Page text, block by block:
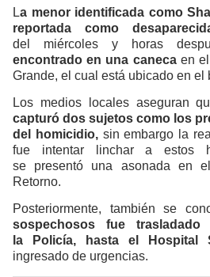
La menor identificada como
reportada como
del miércoles y horas
encontrado en una canecaen el
Grande, el cual está ubicado en el
Los medios locales aseguran
capturó dos sujetos como los
del homicidio, sin embargo la
fue intentar linchar a estos
se presentó una asonada en
Retorno.
Posteriormente, también se
sospechosos fue
la Policía, hasta el Hospital
ingresado de urgencias.